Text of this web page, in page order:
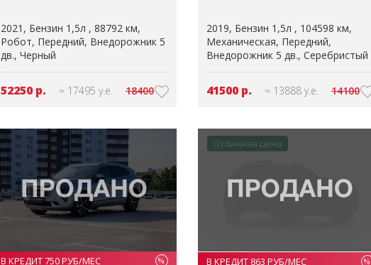
2021 Бензин 1,5л
88792 км
Робот Передний Внедорожник 5
дв. Черный
52250 р. ≈ 17495 у.е. 18400
2019 Бензин 1,5л
104598 км
Механическая Передний
Внедорожник 5 дв. Серебристый
41500 р. ≈ 13888 у.е. 14100
В КРЕДИТ 750 РУБ/МЕС %
Отличная цена
В КРЕДИТ 863 РУБ/МЕС %